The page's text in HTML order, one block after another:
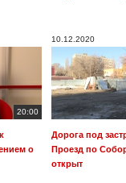
20:00
о
10.12.2020
Дорога под
Проезд по
открыт